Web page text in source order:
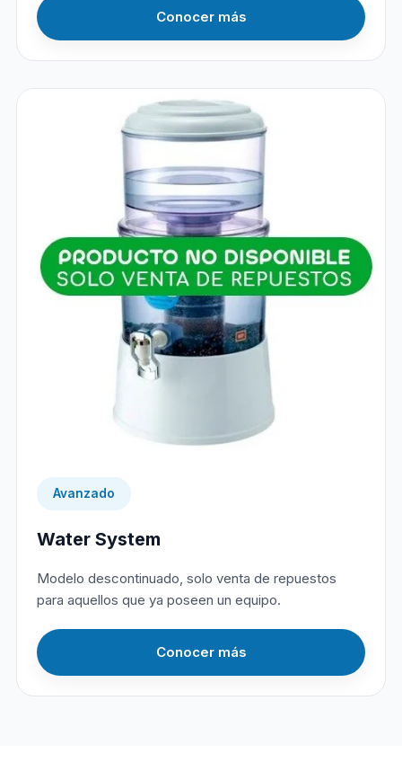
Conocer más
Avanzado
Water System
Modelo descontinuado, solo venta de repuestos
para aquellos que ya poseen un equipo.
Conocer más